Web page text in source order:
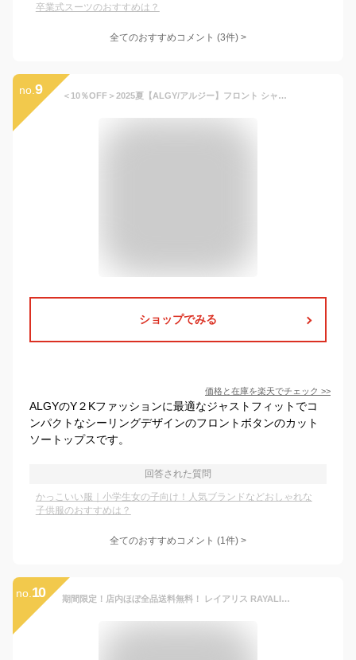
卒業式スーツのおすすめは？
全てのおすすめコメント (3件) >
no. 9 ＜10％OFF＞2025夏【ALGY/アルジー】フロント シャーリング Tシャツ≪130cm 140cm 150cm 160cm≫子供服 キッズ 女の子 女児 子ども ジュニア 通学 Tシャツ 半袖 小学生 中学生 ブラウス トップス 新作
ショップでみる
価格と在庫を楽天でチェック >>
ALGYのY２Kファッションに最適なジャストフィットでコ
ンパクトなシーリングデザインのフロントボタンのカット
ソートップスです。
回答された質問
かっこいい服｜小学生女の子向け！人気ブランドなどおしゃれな
子供服のおすすめは？
全てのおすすめコメント (1件) >
no. 10 期間限定！店内ほぼ全品送料無料！ レイアリス RAYALICE でか ロゴ 半袖 Tシャツ キッズ ジュニア 女の子 子供 小学生 韓国 子供服 おしゃれ 可愛い かっこいい 流行 春 夏 お揃い 双子コーデ ペア 姉妹 蛍光 ネオン バックプリント 110 120 130 140 150 160 ダンス